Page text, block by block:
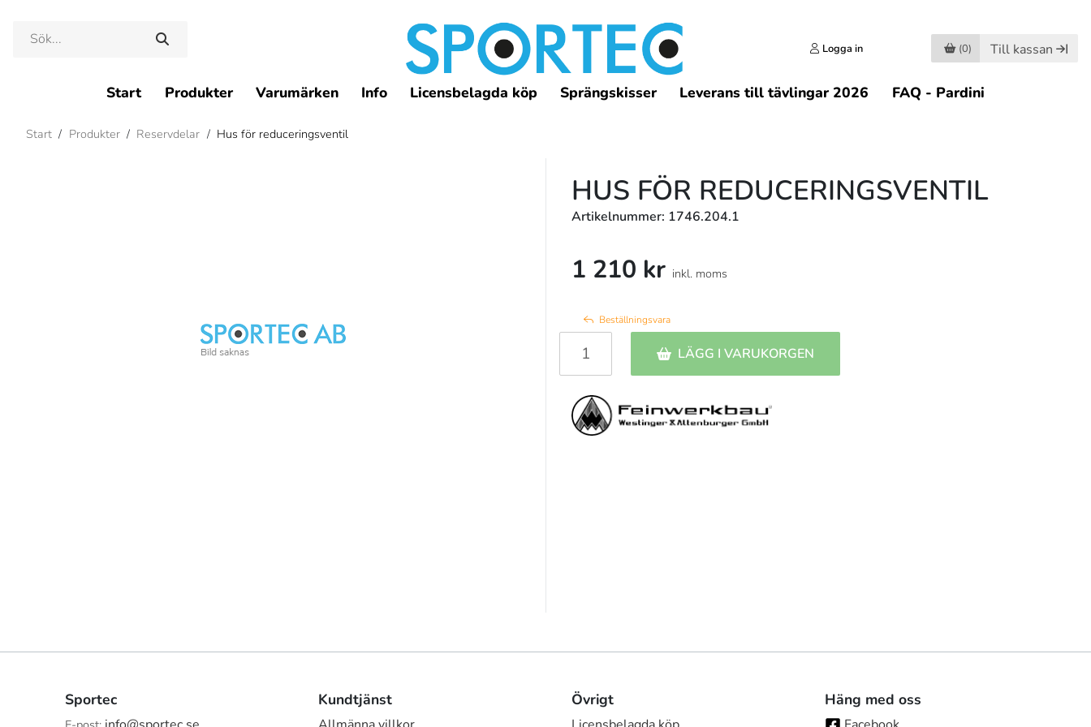
Logga in (0) Till kassan
Start Produkter Varumärken Info Licensbelagda köp Sprängskisser Leverans till tävlingar 2026 FAQ - Pardini
Start / Produkter / Reservdelar / Hus för reduceringsventil
HUS FÖR REDUCERINGSVENTIL
Artikelnummer: 1746.204.1
1 210 kr inkl. moms
Beställningsvara
LÄGG I VARUKORGEN
Sportec Kundtjänst Övrigt Häng med oss